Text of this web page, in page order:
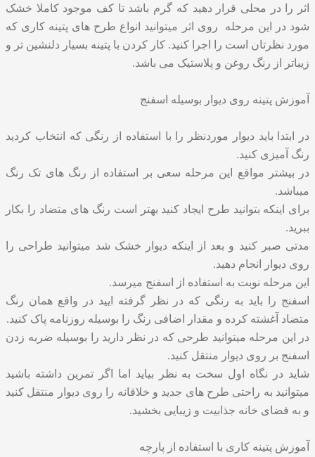
اثر را در محلی قرار دهید که گرم باشد تا کف موجود کاملا خشک
شود در این مرحله روی اثر میتوانید انواع طرح های پتینه کاری که
مورد نظرتان است را اجرا کنید. کار کردن با پتینه بسیار دلنشین تر و
زیباتر از رنگ روغن و پلاستیک می باشد.
آموزش پتینه روی دیوار بوسیله اسفنج
در ابتدا باید دیوار موردنظر را با استفاده از رنگی که انتخاب کردید
رنگ آمیزی کنید.
در بیشتر مواقع این مرحله سعی بر استفاده از رنگ های تک رنگ
میباشد.
برای اینکه بتوانید طرح ایجاد کنید بهتر است رنگ های متضاد را بکار
ببرید.
مدتی صبر کنید و بعد از اینکه دیوار خشک شد میتوانید طراحی را
روی دیوار انجام دهید.
این مرحله نوبت به استفاده از اسفنج میرسد.
اسفنج را باید به رنگی که در نظر گرفته ایید در واقع همان رنگ
متضاد آغشته کرده و مقدار اضافی رنگ را بوسیله روزنامه پاک کنید.
در این مرحله میتوانید طرحی که در نظر دارید را بوسیله ضربه زدن
اسفنج بر روی دیوار منتقل کنید.
شاید در نگاه اول سخت به نظر بیاید اما اگر تمرین داشته باشید
میتوانید به راحتی طرح های جدید و خلاقانه را روی دیوار منتقل کنید
و به فضای خانه جذابیت و زیبایی بخشید.
آموزش پتینه کاری با استفاده از پارچه